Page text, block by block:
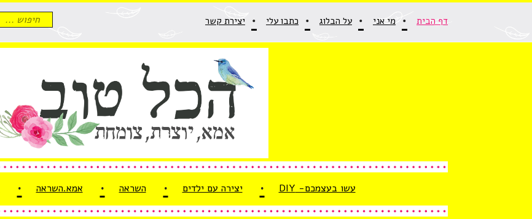
הכל
דף הבית מי אני על הבלוג ​כתבו עלי יצירת קשר חיפוש
עבור:
עשו בעצמכם- DIY יצירה עם ילדים השראה אמא.השראה